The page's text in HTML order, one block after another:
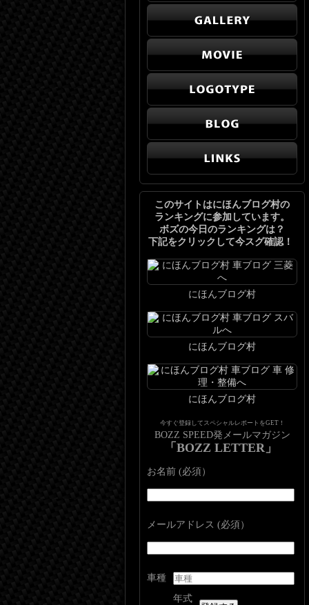
このサイトはにほんブログ村の
ランキングに参加しています。
ボズの今日のランキングは？
下記をクリックして今スグ確認！
にほんブログ村
にほんブログ村
にほんブログ村
今すぐ登録してスペシャルレポートをGET！
BOZZ SPEED発メールマガジン
「BOZZ LETTER」
お名前 (必須）
メールアドレス (必須）
車種
年式